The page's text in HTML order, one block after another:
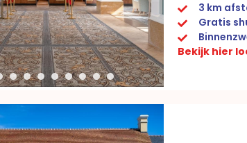
3 km
Gratis
Bekijk hier